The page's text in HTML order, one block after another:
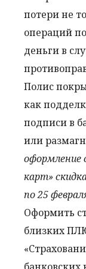
потери не
операций
деньги в
Полис
как
подписи в
или
оформление
карт»
по 25
Оформить
близких